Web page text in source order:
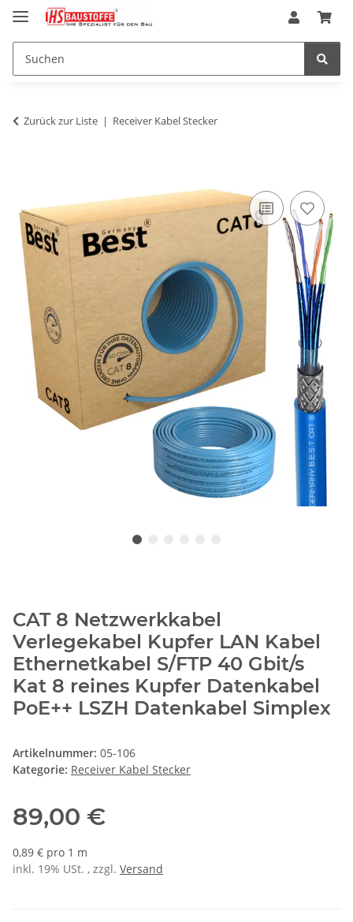
Zurück zur Liste Receiver Kabel Stecker
CAT 8 Netzwerkkabel
Verlegekabel Kupfer LAN Kabel
Ethernetkabel S/FTP 40 Gbit/s
Kat 8 reines Kupfer Datenkabel
PoE++ LSZH Datenkabel Simplex
Artikelnummer: 05-106
Kategorie: Receiver Kabel Stecker
89,00 €
0,89 € pro 1 m
inkl. 19% USt. , zzgl. Versand